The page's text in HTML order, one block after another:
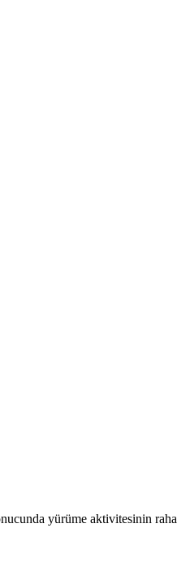
yürüme aktivitesinin